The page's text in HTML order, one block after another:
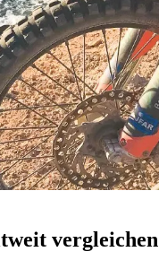
vergleichen